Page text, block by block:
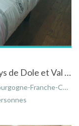
Meublé de tourisme 2 chambres Pays de Dole et Val d’Amour
Comté, France